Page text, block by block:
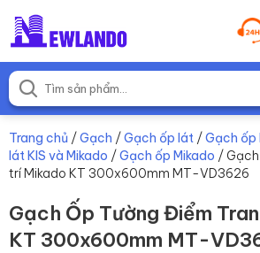
Trang chủ /Gạch /Gạch ốp lát /Gạch
lát KIS và Mikado /Gạch ốp Mikado /
trí Mikado KT 300x600mm MT-VD3626
Gạch Ốp Tường Điểm
KT 300x600mm MT-